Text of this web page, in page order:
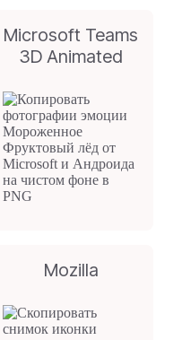
Microsoft Teams
3D Animated
Mozilla